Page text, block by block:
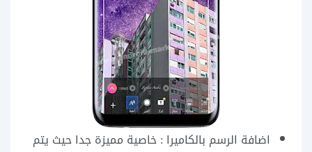
اضافة الرسم بالكاميرا : خاصية مميزة جدا حيث يتم